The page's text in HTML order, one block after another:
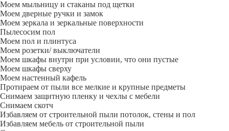
Моем мыльницу и стаканы под щетки
Моем дверные ручки и замок
Моем зеркала и зеркальные поверхности
Пылесосим пол
Моем пол и плинтуса
Моем розетки/ выключатели
Моем шкафы внутри при условии, что они пустые
Моем шкафы сверху
Моем настенный кафель
Протираем от пыли все мелкие и крупные предметы
Снимаем защитную пленку и чехлы с мебели
Снимаем скотч
Избавляем от строительной пыли потолок, стены и пол
Избавляем мебель от строительной пыли